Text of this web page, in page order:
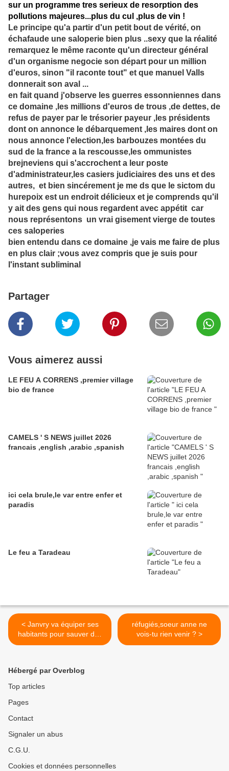
sur un programme tres serieux de resorption des
pollutions majeures...plus du cul ,plus de vin !
Le principe qu'a partir d'un petit bout de vérité, on
échafaude une saloperie bien plus ..sexy que la réalité
remarquez le même raconte qu'un directeur général
d'un organisme negocie son départ pour un million
d'euros, sinon "il raconte tout" et que manuel Valls
donnerait son aval ...
en fait quand j'observe les guerres essonniennes dans
ce domaine ,les millions d'euros de trous ,de dettes, de
refus de payer par le trésorier payeur ,les présidents
dont on annonce le débarquement ,les maires dont on
nous annonce l'election,les barbouzes montées du
sud de la france a la rescousse,les ommunistes
brejneviens qui s'accrochent a leur poste
d'administrateur,les casiers judiciaires des uns et des
autres, et bien sincérement je me ds que le sictom du
hurepoix est un endroit délicieux et je comprends qu'il
y ait des gens qui nous regardent avec appétit car
nous représentons un vrai gisement vierge de toutes
ces saloperies
bien entendu dans ce domaine ,je vais me faire de plus
en plus clair ;vous avez compris que je suis pour
l'instant subliminal
Partager
Vous aimerez aussi
LE FEU A CORRENS ,premier village
bio de france
CAMELS ' S NEWS juillet 2026
francais ,english ,arabic ,spanish
ici cela brule,le var entre enfer et
paradis
Le feu a Taradeau
< Janvry va équiper ses
habitants pour sauver des
vies et sauver des animaux
réfugiés,soeur anne ne
vois-tu rien venir ? >
Hébergé par Overblog
Top articles
Pages
Contact
Signaler un abus
C.G.U.
Cookies et données personnelles